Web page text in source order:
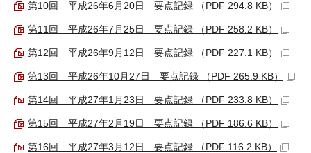
第10回 平成26年6月20日 要点記録 （PDF 294.8 KB）
第11回 平成26年7月25日 要点記録 （PDF 258.2 KB）
第12回 平成26年9月12日 要点記録 （PDF 227.1 KB）
第13回 平成26年10月27日 要点記録 （PDF 265.9 KB）
第14回 平成27年1月23日 要点記録 （PDF 233.8 KB）
第15回 平成27年2月19日 要点記録 （PDF 186.6 KB）
第16回 平成27年3月12日 要点記録 （PDF 116.2 KB）